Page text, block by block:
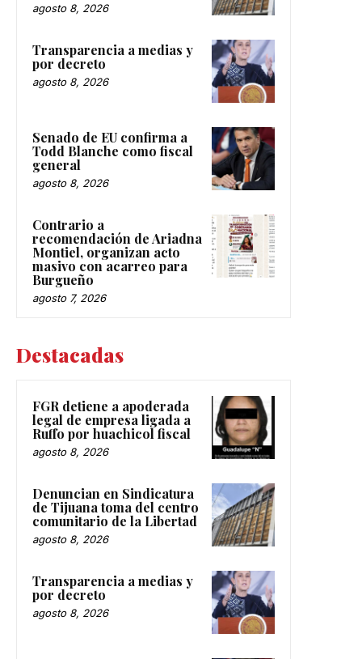
agosto 8, 2026
Transparencia a medias y
por decreto
agosto 8, 2026
Senado de EU confirma a
Todd Blanche como fiscal
general
agosto 8, 2026
Contrario a
recomendación de Ariadna
Montiel, organizan acto
masivo con acarreo para
Burgueño
agosto 7, 2026
Destacadas
FGR detiene a apoderada
legal de empresa ligada a
Ruffo por huachicol fiscal
agosto 8, 2026
Denuncian en Sindicatura
de Tijuana toma del centro
comunitario de la Libertad
agosto 8, 2026
Transparencia a medias y
por decreto
agosto 8, 2026